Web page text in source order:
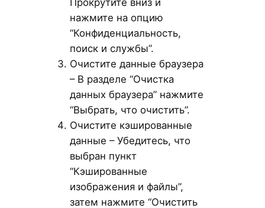
Прокрутите вниз и
нажмите на опцию
“Конфиденциальность,
поиск и службы”.
Очистите данные браузера
– В разделе “Очистка
данных браузера” нажмите
“Выбрать, что очистить”.
Очистите кэшированные
данные – Убедитесь, что
выбран пункт
“Кэшированные
изображения и файлы”,
затем нажмите “Очистить